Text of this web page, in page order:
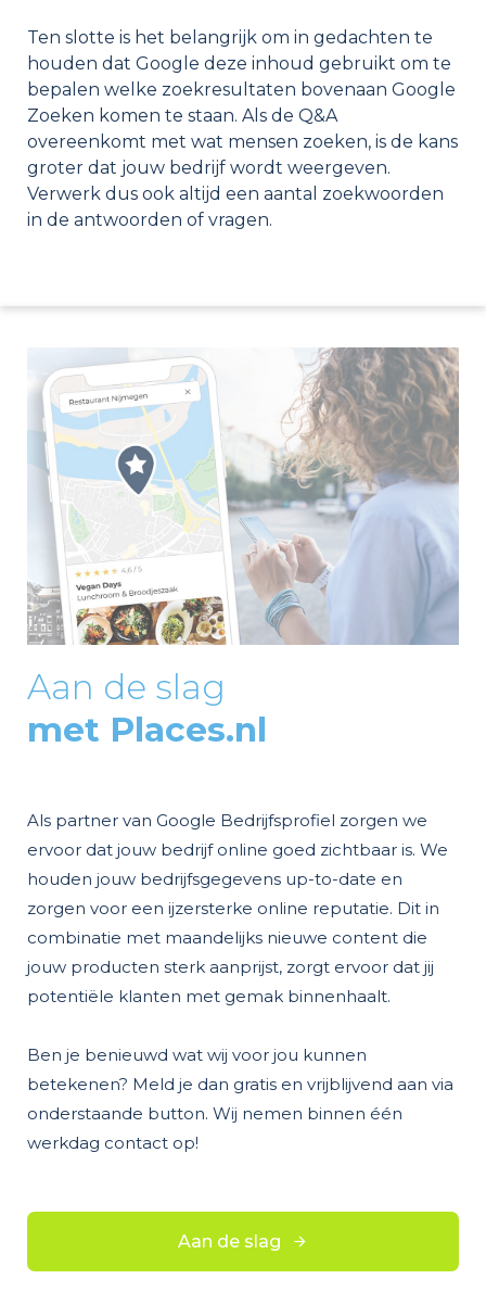
Ten slotte is het belangrijk om in gedachten te
houden dat Google deze inhoud gebruikt om te
bepalen welke zoekresultaten bovenaan Google
Zoeken komen te staan. Als de Q&A
overeenkomt met wat mensen zoeken, is de kans
groter dat jouw bedrijf wordt weergeven.
Verwerk dus ook altijd een aantal zoekwoorden
in de antwoorden of vragen.
Aan de slag
met Places.nl
Als partner van Google Bedrijfsprofiel zorgen we
ervoor dat jouw bedrijf online goed zichtbaar is. We
houden jouw bedrijfsgegevens up-to-date en
zorgen voor een ijzersterke online reputatie. Dit in
combinatie met maandelijks nieuwe content die
jouw producten sterk aanprijst, zorgt ervoor dat jij
potentiële klanten met gemak binnenhaalt.
Ben je benieuwd wat wij voor jou kunnen
betekenen? Meld je dan gratis en vrijblijvend aan via
onderstaande button. Wij nemen binnen één
werkdag contact op!
Aan de slag